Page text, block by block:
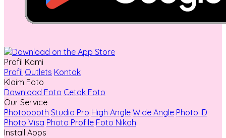
Profil Kami
Profil Outlets Kontak
Klaim Foto
Download Foto Cetak Foto
Our Service
Photobooth Studio Pro High Angle Wide Angle Photo ID
Photo Visa Photo Profile Foto Nikah
Install Apps